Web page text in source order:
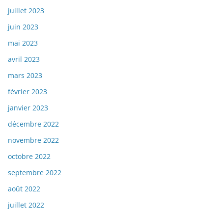
juillet 2023
juin 2023
mai 2023
avril 2023
mars 2023
février 2023
janvier 2023
décembre 2022
novembre 2022
octobre 2022
septembre 2022
août 2022
juillet 2022